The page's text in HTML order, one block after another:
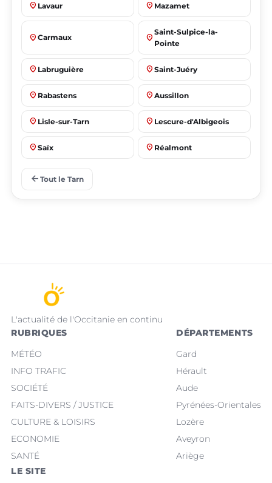
place Lavaur place Mazamet
place Carmaux place
Saint-Sulpice-la-
Pointe
place Labruguière place Saint-Juéry
place Rabastens place Aussillon
place Lisle-sur-Tarn place Lescure-d'Albigeois
place Saïx place Réalmont
place
arrow_back Tout le Tarn
L'actualité de l'Occitanie en continu
RUBRIQUES
MÉTÉO
INFO TRAFIC
SOCIÉTÉ
FAITS-DIVERS / JUSTICE
CULTURE & LOISIRS
ECONOMIE
SANTÉ
DÉPARTEMENTS
Gard
Hérault
Aude
Pyrénées-Orientales
Lozère
Aveyron
Ariège
LE SITE